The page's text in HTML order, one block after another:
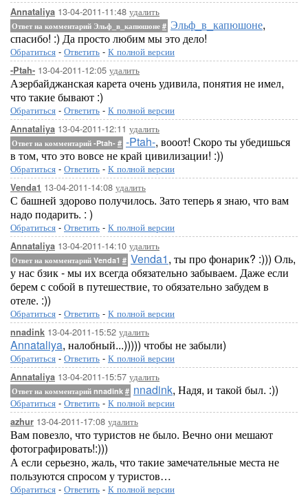
Annataliya 13-04-2011-11:48 удалить
Ответ на комментарий Эльф_в_капюшоне # Эльф_в_капюшоне,
спасибо! :) Да просто любим мы это дело!
Обратиться - Ответить - К полной версии
-Ptah- 13-04-2011-12:05 удалить
Азербайджанская карета очень удивила, понятия не имел,
что такие бывают :)
Обратиться - Ответить - К полной версии
Annataliya 13-04-2011-12:11 удалить
Ответ на комментарий -Ptah- # -Ptah-, вооот! Скоро ты убедишься
в том, что это вовсе не край цивилизации! :))
Обратиться - Ответить - К полной версии
Venda1 13-04-2011-14:08 удалить
С башней здорово получилось. Зато теперь я знаю, что вам
надо подарить. : )
Обратиться - Ответить - К полной версии
Annataliya 13-04-2011-14:10 удалить
Ответ на комментарий Venda1 # Venda1, ты про фонарик? :))) Оль,
у нас бзик - мы их всегда обязательно забываем. Даже если
берем с собой в путешествие, то обязательно забудем в
отеле. :))
Обратиться - Ответить - К полной версии
nnadink 13-04-2011-15:52 удалить
Annataliya, налобный...))))) чтобы не забыли)
Обратиться - Ответить - К полной версии
Annataliya 13-04-2011-15:57 удалить
Ответ на комментарий nnadink # nnadink, Надя, и такой был. :))
Обратиться - Ответить - К полной версии
azhur 13-04-2011-17:08 удалить
Вам повезло, что туристов не было. Вечно они мешают
фотографировать!:)))
А если серьезно, жаль, что такие замечательные места не
пользуются спросом у туристов…
Обратиться - Ответить - К полной версии